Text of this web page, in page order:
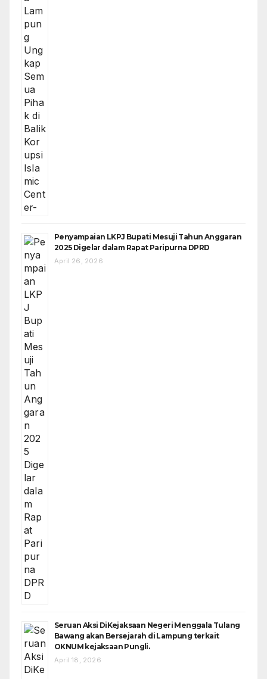
Penyampaian LKPJ Bupati Mesuji Tahun Anggaran
2025 Digelar dalam Rapat Paripurna DPRD
April 26, 2026
Seruan Aksi DiKejaksaan Negeri Menggala Tulang
Bawang akan Bersejarah di Lampung terkait
OKNUM kejaksaan Pungli.
April 18, 2026